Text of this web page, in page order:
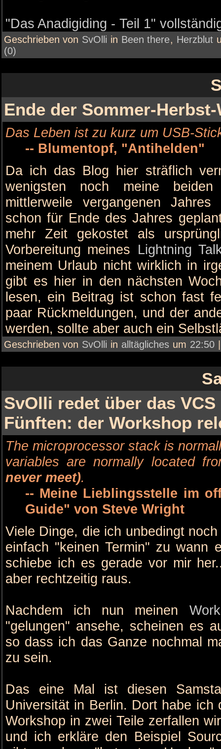
"Das Anadigiding - Teil 1"
Geschrieben von SvOlli in Been there, Herzblut
(0)
Ende der Sommer-
Das Leben ist zu kurz um USB-
-- Blumentopf, "Antihelden"
Da ich das Blog hier sträflich
wenigsten noch meine
mittlerweile vergangenen
schon für Ende des Jahres
mehr Zeit gekostet als
Vorbereitung meines Lightning
meinem Urlaub nicht wirklich in
gibt es hier in den nächsten
lesen, ein Beitrag ist schon fast
paar Rückmeldungen, und der
werden, sollte aber auch ein
Geschrieben von SvOlli in alltägliches um 22:50
SvOlli redet über das
Fünften: der Workshop
The microprocessor stack is
variables are normally located
never meet).
-- Meine Lieblingsstelle im
Guide" von Steve Wright
Viele Dinge, die ich unbedingt
einfach "keinen Termin" zu wann
schiebe ich es gerade vor mir
aber rechtzeitig raus.
Nachdem ich nun meinen
"gelungen" ansehe, scheinen es
so dass ich das Ganze nochmal
zu sein.
Das eine Mal ist diesen
Universität in Berlin. Dort habe
Workshop in zwei Teile zerfallen
und ich erkläre den Beispiel